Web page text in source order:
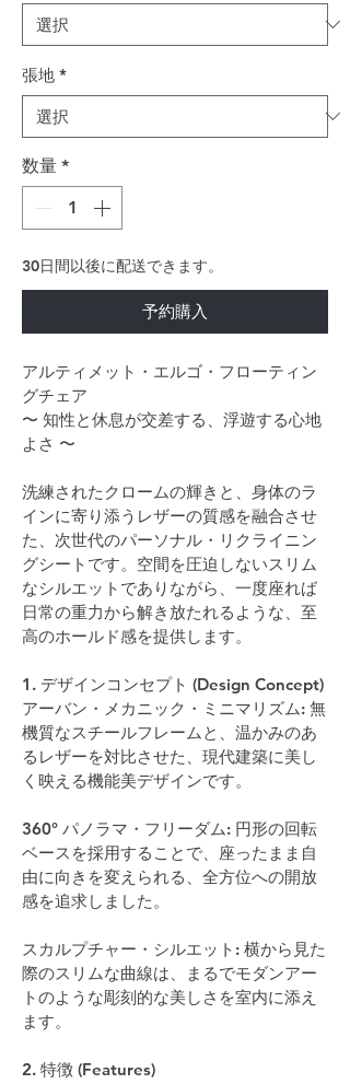
張地 *
数量 *
30日間以後に配送できます。
予約購入
アルティメット・エルゴ・フローティン
グチェア
〜 知性と休息が交差する、浮遊する心地
よさ 〜
洗練されたクロームの輝きと、身体のラ
インに寄り添うレザーの質感を融合させ
た、次世代のパーソナル・リクライニン
グシートです。空間を圧迫しないスリム
なシルエットでありながら、一度座れば
日常の重力から解き放たれるような、至
高のホールド感を提供します。
1. デザインコンセプト (Design Concept)
アーバン・メカニック・ミニマリズム: 無
機質なスチールフレームと、温かみのあ
るレザーを対比させた、現代建築に美し
く映える機能美デザインです。
360° パノラマ・フリーダム: 円形の回転
ベースを採用することで、座ったまま自
由に向きを変えられる、全方位への開放
感を追求しました。
スカルプチャー・シルエット: 横から見た
際のスリムな曲線は、まるでモダンアー
トのような彫刻的な美しさを室内に添え
ます。
2. 特徴 (Features)